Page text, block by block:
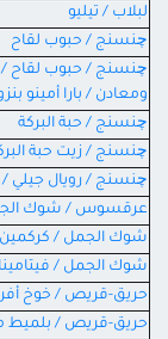
لبلاب / تيليو
چنسنج / حبوب لقاح
چنسنج / حبوب لقاح /
ومعادن / بارا أمينو
چنسنج / حبة البركة
چنسنج / زيت حبة
چنسنج / رويال جيلي /
عرقسوس / شوك
شوك الجمل / كركمين
شوك الجمل /
حريق-قريص / خوخ
حريق-قريص / بلميط